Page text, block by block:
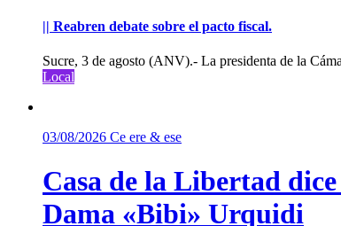
|| Reabren debate sobre el pacto fiscal.
Sucre, 3 de agosto (ANV).- La presidenta de la
Local
03/08/2026 Ce ere & ese
Casa de la Libertad
Dama «Bibi» Urquidi